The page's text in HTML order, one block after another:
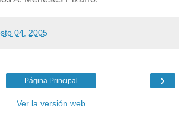
04, 2005
›
Página Principal
Ver la versión web